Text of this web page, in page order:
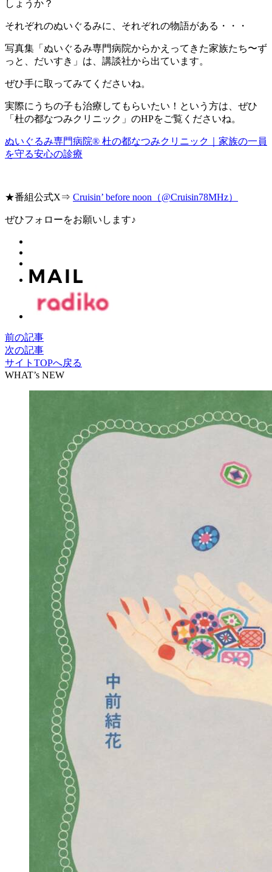
しょうか？
それぞれのぬいぐるみに、それぞれの物語がある・・・
写真集「ぬいぐるみ専門病院からかえってきた家族たち〜ず
っと、だいすき」は、講談社から出ています。
ぜひ手に取ってみてくださいね。
実際にうちの子も治療してもらいたい！という方は、ぜひ
「杜の都なつみクリニック」のHPをご覧くださいね。
ぬいぐるみ専門病院® 杜の都なつみクリニック｜家族の一員
を守る安心の診療
★番組公式X⇒ Cruisin’ before noon（@Cruisin78MHz）
ぜひフォローをお願いします♪
前の記事
次の記事
サイトTOPへ戻る
WHAT’s NEW